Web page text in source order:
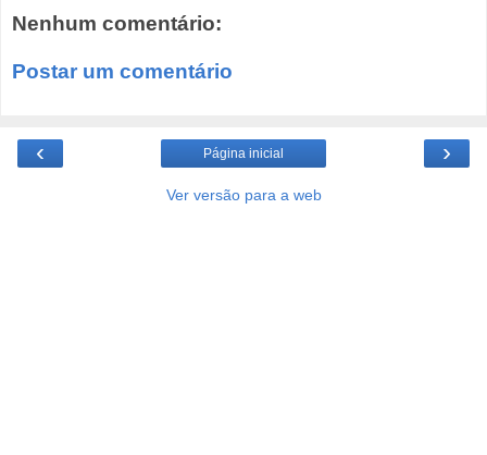
Nenhum comentário:
Postar um comentário
‹ ›
Página inicial
Ver versão para a web